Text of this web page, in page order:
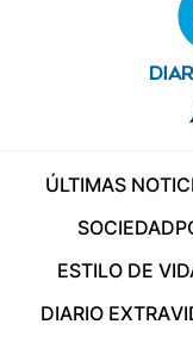
ÚLTIMAS
SOCIEDAD
ESTILO DE
DIARIO EXTRA